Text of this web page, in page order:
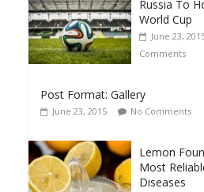
Russia To
World Cup
June 23,
Comments
Post Format: Gallery
June 23, 2015 No Comments
Lemon
Most
Diseases